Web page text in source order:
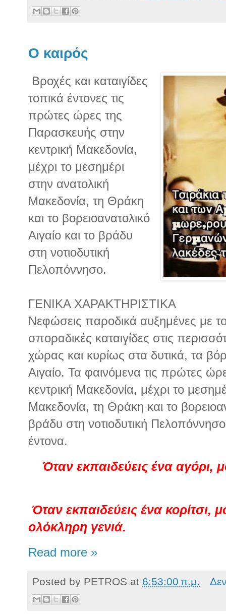
Ο καιρός
Βροχές και καταιγίδες
τοπικά έντονες τις
πρώτες ώρες της
Παρασκευής στην
κεντρική Μακεδονία,
μέχρι το μεσημέρι
στην ανατολική
Μακεδονία, τη Θράκη
και το βορειοανατολικό
Αιγαίο και το βράδυ
στη νοτιοδυτική
Πελοπόννησο.
ΓΕΝΙΚΑ ΧΑΡΑΚΤΗΡΙΣΤΙΚΑ
Νεφώσεις παροδικά αυξημένες με
σποραδικές καταιγίδες στις
χώρας και κυρίως στα δυτικά, τα
Αιγαίο. Τα φαινόμενα τις πρώτες
κεντρική Μακεδονία, μέχρι το
Μακεδονία, τη Θράκη και το
βράδυ στη νοτιοδυτική
έντονα.
Όταν εκπαιδεύεις ένα αγόρι,
Όταν εκπαιδεύεις ένα κορίτσι,
ολόκληρη γενιά.
Read more »
Posted by PETROS at 6:53:00 π.μ.